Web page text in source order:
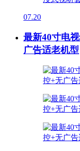
07.20
最新40寸电
广告适老机型